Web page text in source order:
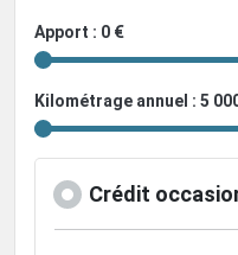
Apport : 0 €
Kilométrage annuel : 5
Crédit